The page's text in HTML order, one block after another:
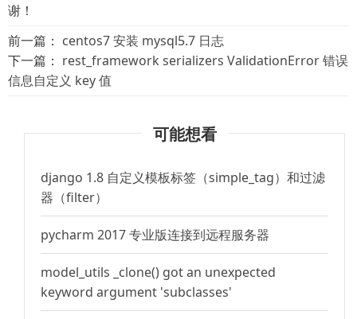
谢！
前一篇： centos7 安装 mysql5.7 日志
下一篇： rest_framework serializers ValidationError 错误
信息自定义 key 值
可能想看
django 1.8 自定义模板标签（simple_tag）和过滤
器（filter）
pycharm 2017 专业版连接到远程服务器
model_utils _clone() got an unexpected
keyword argument 'subclasses'